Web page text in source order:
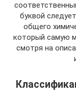
буквой
общего
который самую
смотря на